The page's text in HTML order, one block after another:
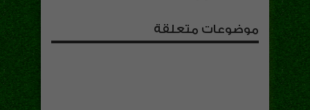
موضوعات متعلقة